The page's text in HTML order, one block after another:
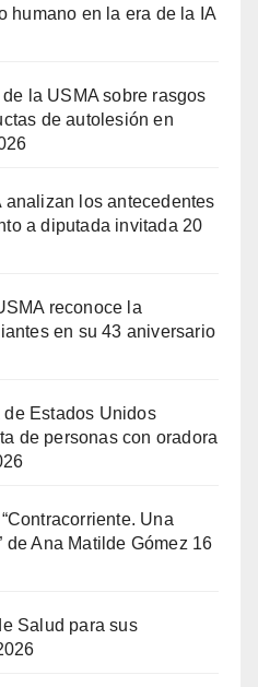
humano en la era de la IA
la USMA sobre rasgos
de autolesión en
analizan los antecedentes
a diputada invitada 20
reconoce la
en su 43 aniversario
de Estados Unidos
de personas con oradora
Una
de Ana Matilde Gómez 16
Salud para sus